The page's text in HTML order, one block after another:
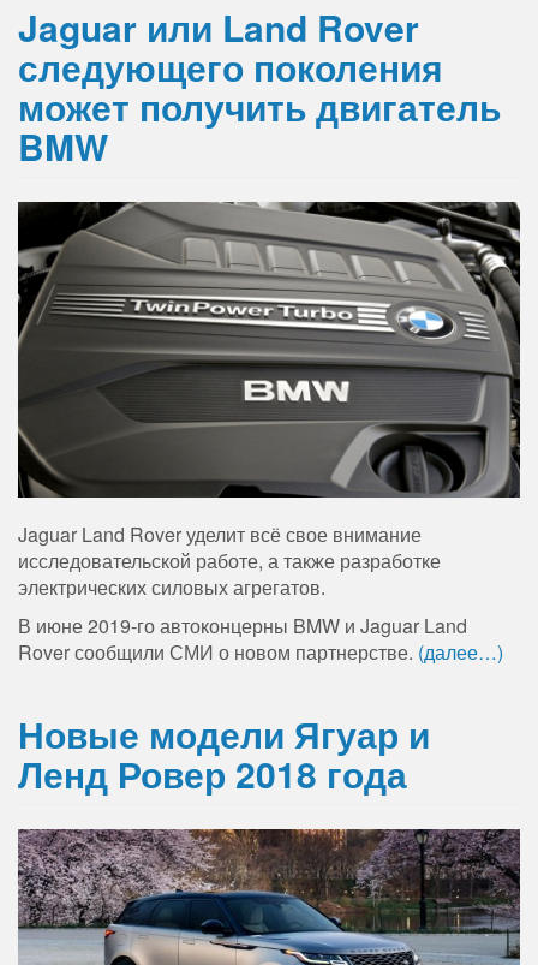
Jaguar или Land Rover
следующего поколения
может получить двигатель
BMW
Jaguar Land Rover уделит всё свое внимание
исследовательской работе, а также разработке
электрических силовых агрегатов.
В июне 2019-го автоконцерны BMW и Jaguar Land
Rover сообщили СМИ о новом партнерстве. (далее…)
Новые модели Ягуар и
Ленд Ровер 2018 года